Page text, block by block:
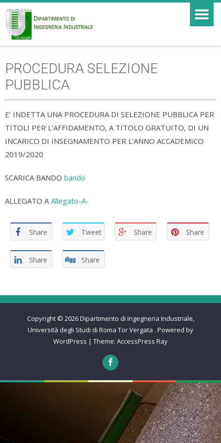
PROCEDURA SELEZIONE
PUBBLICA
E’ INDETTA UNA PROCEDURA DI SELEZIONE PUBBLICA PER
TITOLI PER L’AFFIDAMENTO, A TITOLO GRATUITO, DI UN
INCARICO DI INSEGNAMENTO PER L’ANNO ACCADEMICO
2019/2020
SCARICA BANDO bando
ALLEGATO AAllegato-A-
Share Tweet Share Share
Share Share
Copyright © 2026Dipartimento di Ingegneria Industriale,
Università degli Studi di Roma Tor Vergata . Powered by
WordPress | Theme: AccessPress Ray